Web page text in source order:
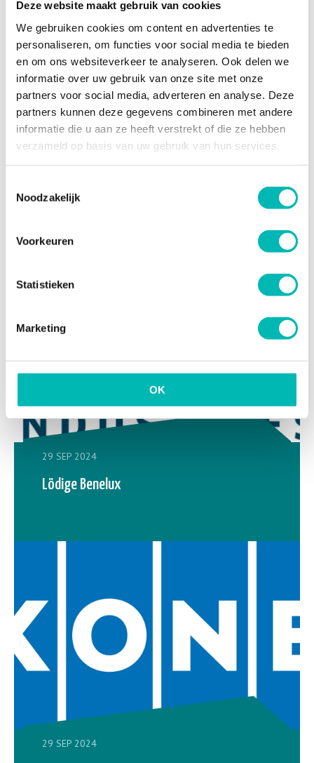
Deze website maakt gebruik van cookies
We gebruiken cookies om content en advertenties te
personaliseren, om functies voor social media te bieden
en om ons websiteverkeer te analyseren. Ook delen we
informatie over uw gebruik van onze site met onze
partners voor social media, adverteren en analyse. Deze
partners kunnen deze gegevens combineren met andere
informatie die u aan ze heeft verstrekt of die ze hebben
verzameld op basis van uw gebruik van hun services.
Noodzakelijk
Voorkeuren
Statistieken
Marketing
OK
29 SEP 2024
Mitsubishi Elevator Europe B.V.
29 SEP 2024
Lödige Benelux
29 SEP 2024